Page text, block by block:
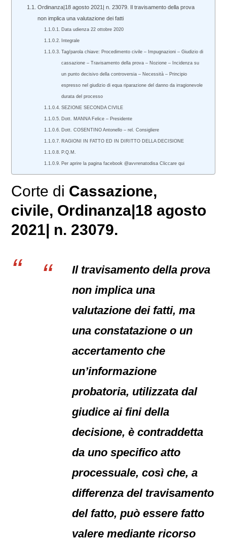
Ordinanza|18 agosto 2021| n. 23079. Il travisamento della prova
non implica una valutazione dei fatti
Data udienza 22 ottobre 2020
Integrale
Tag/parola chiave: Procedimento civile – Impugnazioni – Giudizio di
cassazione – Travisamento della prova – Nozione – Incidenza su
un punto decisivo della controversia – Necessità – Principio
espresso nel giudizio di equa riparazione del danno da irragionevole
durata del processo
SEZIONE SECONDA CIVILE
Dott. MANNA Felice – Presidente
Dott. COSENTINO Antonello – rel. Consigliere
RAGIONI IN FATTO ED IN DIRITTO DELLA DECISIONE
P.Q.M.
Per aprire la pagina facebook @avvrenatodisa Cliccare qui
Corte di Cassazione,
civile, Ordinanza|18 agosto
2021| n. 23079.
Il travisamento della prova
non implica una
valutazione dei fatti, ma
una constatazione o un
accertamento che
un’informazione
probatoria, utilizzata dal
giudice ai fini della
decisione, è contraddetta
da uno specifico atto
processuale, così che, a
differenza del travisamento
del fatto, può essere fatto
valere mediante ricorso